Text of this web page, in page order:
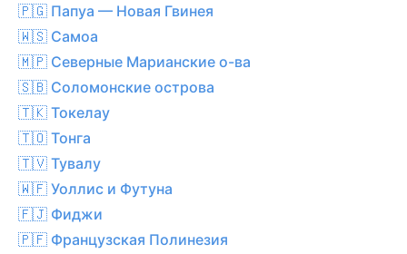
🇵🇬 Папуа — Новая Гвинея
🇼🇸 Самоа
🇲🇵 Северные Марианские о-ва
🇸🇧 Соломонские острова
🇹🇰 Токелау
🇹🇴 Тонга
🇹🇻 Тувалу
🇼🇫 Уоллис и Футуна
🇫🇯 Фиджи
🇵🇫 Французская Полинезия